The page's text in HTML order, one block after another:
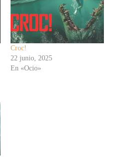
Croc!
22 junio, 2025
En «Ocio»